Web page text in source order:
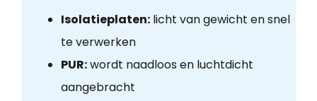
Isolatieplaten:licht van gewicht en snel
te verwerken
PUR:wordt naadloos en luchtdicht
aangebracht